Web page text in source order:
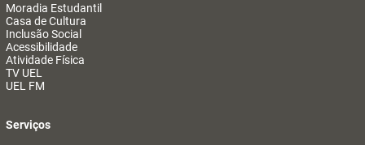
Moradia Estudantil
Casa de Cultura
Inclusão Social
Acessibilidade
Atividade Física
TV UEL
UEL FM
Serviços